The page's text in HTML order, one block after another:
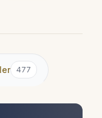
477